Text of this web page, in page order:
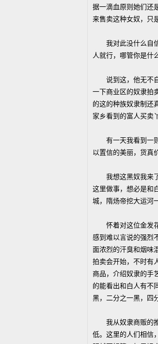
据一滴血原则她们还
来售卖这种女奴，只
我对此没什么自信
人就行，哪管你是什
说到这，他无不自
一下商业区的奴隶拍
的这的种族奴隶制还
家乡看到的富人买卖
有一天我看到一则
以置信的美丽，货真
我想这黑奴我来了
这里做事，想必是和
城，隋炀帝挖大运河
怀着对这位金发花
感到难以言说的强烈
面浓烈的汗臭和烟味
拍卖会开始，不时有
商品，介绍奴隶的手
的能看出和白人有不
黑，二分之一黑，四
我从奴隶商贩的推
低。这里的人们相信